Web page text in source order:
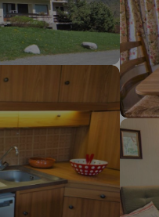
de résultats
se soit égaré. Dès qu'il